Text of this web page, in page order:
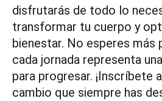
disfrutarás de todo lo
transformar tu cuerpo y
bienestar. No esperes más
cada jornada representa
para progresar. ¡Inscríbete
cambio que siempre has